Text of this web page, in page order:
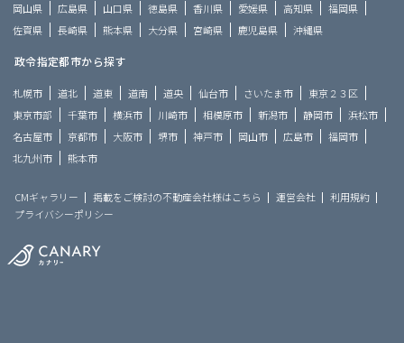
岡山県
広島県 山口県 徳島県 香川県 愛媛県 高知県
福岡県
佐賀県
長崎県 熊本県 大分県 宮崎県 鹿児島県 沖縄県
政令指定都市から探す
札幌市 道北 道東 道南 道央 仙台市 さいたま市
東京２３区
東京市部
千葉市 横浜市 川崎市 相模原市 新潟市 静岡市
浜松市
名古屋市
京都市 大阪市 堺市 神戸市 岡山市 広島市
福岡市
北九州市
熊本市
CMギャラリー 掲載をご検討の不動産会社様はこちら 運営会社
利用規約
プライバシーポリシー